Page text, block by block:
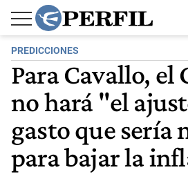
PREDICCIONES
Para Cavallo, el
no hará "el
gasto que sería
para bajar la